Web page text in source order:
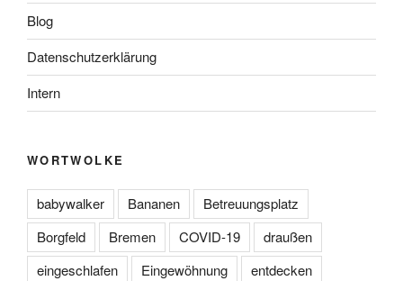
Blog
Datenschutzerklärung
Intern
WORTWOLKE
babywalker Bananen
Betreuungsplatz
Borgfeld
Bremen COVID-19
draußen
eingeschlafen
Eingewöhnung
entdecken